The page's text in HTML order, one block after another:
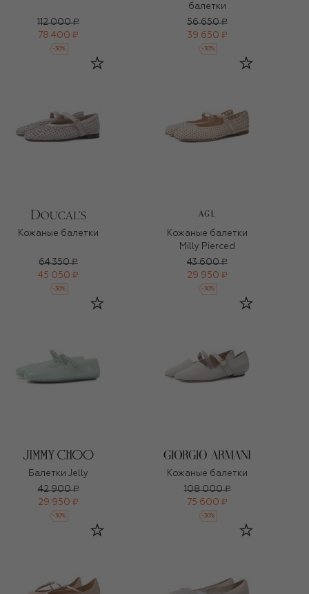
112 000 ₽
78 400 ₽
-30%
балетки
56 650 ₽
39 650 ₽
-30%
Кожаные балетки
64 350 ₽
45 050 ₽
-30%
AGL
Кожаные балетки
Milly Pierced
43 600 ₽
29 950 ₽
-30%
Балетки Jelly
42 900 ₽
29 950 ₽
-30%
Кожаные балетки
108 000 ₽
75 600 ₽
-30%